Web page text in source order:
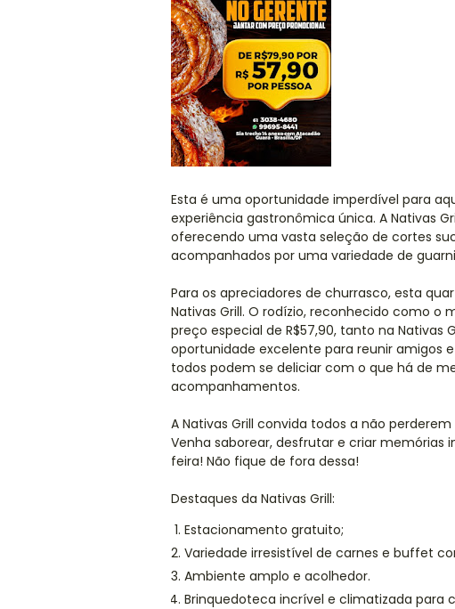
Esta é uma oportunidade imperdível para
experiência gastronômica única. A Nativas
oferecendo uma vasta seleção de cortes
acompanhados por uma variedade de
Para os apreciadores de churrasco, esta
Nativas Grill. O rodízio, reconhecido como o
preço especial de R$57,90, tanto na Nativas
oportunidade excelente para reunir amigos
todos podem se deliciar com o que há de
acompanhamentos.
A Nativas Grill convida todos a não
Venha saborear, desfrutar e criar memórias
feira! Não fique de fora dessa!
Destaques da Nativas Grill:
Estacionamento gratuito;
Variedade irresistível de carnes e buffet
Ambiente amplo e acolhedor.
Brinquedoteca incrível e climatizada para